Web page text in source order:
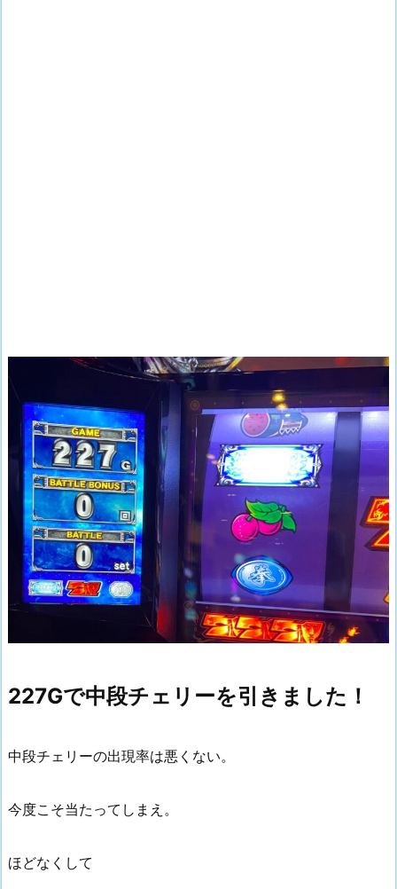
227Gで中段チェリーを引きました！
中段チェリーの出現率は悪くない。
今度こそ当たってしまえ。
ほどなくして